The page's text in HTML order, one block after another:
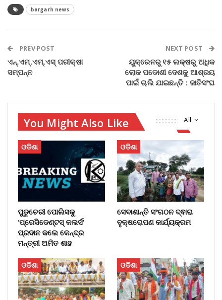
bargarh news
PREV POST
ଏନ୍‌.ଏମ୍‌.ଏମ୍‌.ଏସ୍‌ ପରୀକ୍ଷା
ସମ୍ପନ୍ନ
NEXT POST
ୟୁକ୍ରେନରୁ ୧୫ ଲକ୍ଷରୁ ଅଧିକ
ଲୋକ ପଡୋଶୀ ଦେଶକୁ ଆଶ୍ରୟ
ପାଇଁ ଚାଲି ଯାଇଛନ୍ତି : ଜାତିସଂଘ
All
You Might Also Like
ଓଡିଶା
ପୁଡୁଚେରୀ ପୋଲିସକୁ
‘ପ୍ରେସିଡେଣ୍ଟସ୍ କଲର୍ସ’
ପ୍ରଦାନ କଲେ କେନ୍ଦ୍ର
ମନ୍ତ୍ରୀ ଅମିତ ଶାହ
ଓଡିଶା
ସେବାଶାନ୍ତି ସଂଗଠନ ଦ୍ଵାରା
ବୃକ୍ଷରୋପଣ କାର୍ଯ୍ୟକ୍ରମ
ଓଡିଶା ଓଡିଶା